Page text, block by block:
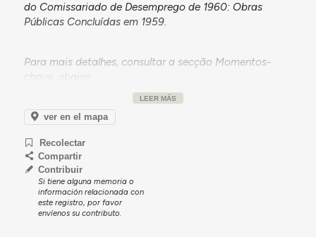
do Comissariado de Desemprego de 1960: Obras
Públicas Concluídas em 1959.
Para mais detalhes, consultar a secção Momentos-
chave, abaixo.
LEER MÁS
ver en el mapa
Recolectar
Compartir
Contribuir
Si tiene alguna memoria o
información relacionada con
este registro, por favor
envíenos su contributo.